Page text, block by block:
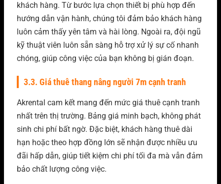
khách hàng. Từ bước lựa chọn thiết bị phù hợp đến
hướng dẫn vận hành, chúng tôi đảm bảo khách hàng
luôn cảm thấy yên tâm và hài lòng. Ngoài ra, đội ngũ
kỹ thuật viên luôn sẵn sàng hỗ trợ xử lý sự cố nhanh
chóng, giúp công việc của bạn không bị gián đoạn.
3.3. Giá thuê thang nâng người 7m cạnh tranh
Akrental cam kết mang đến mức giá thuê cạnh tranh
nhất trên thị trường. Bảng giá minh bạch, không phát
sinh chi phí bất ngờ. Đặc biệt, khách hàng thuê dài
hạn hoặc theo hợp đồng lớn sẽ nhận được nhiều ưu
đãi hấp dẫn, giúp tiết kiệm chi phí tối đa mà vẫn đảm
bảo chất lượng công việc.